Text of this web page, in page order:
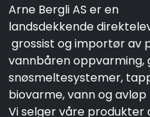
Arne Bergli AS er en
landsdekkende
grossist og importør av
vannbåren oppvarming,
snøsmeltesystemer,
biovarme, vann og
Vi selger våre